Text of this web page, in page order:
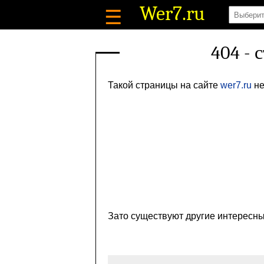
☰ Wer7.ru
404 -
Такой страницы на сайте wer7.ru
Зато существуют другие